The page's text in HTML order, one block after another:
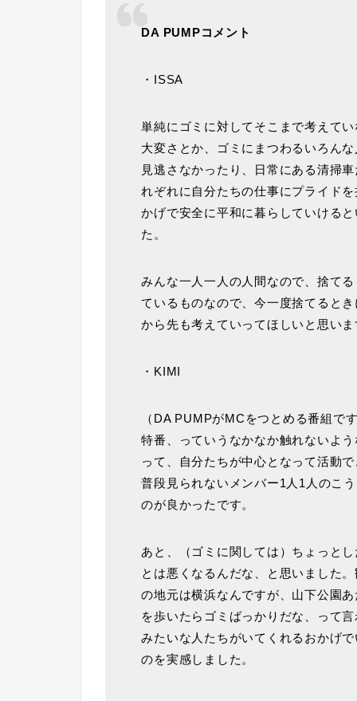
DA PUMPコメント
・ISSA
単純にゴミに対してそこまで考えて
大変さとか、ゴミにまつわるいろん
見逃さなかったり、日常にある清掃
れぞれに自分たちの仕事にプライド
かげで安全に平和に暮らしていける
た。
みんな一人一人の人間なので、捨て
ているものなので、今一度捨てると
から先も考えていってほしいと思い
・KIMI
（DA PUMPがMCをつとめる番組
特番、っていうなかなか触れないよ
って、自分たちが中心となって活動
普段見られないメンバー1人1人のこ
のが良かったです。
あと、（ゴミに関しては）ちょっと
とは悪くなるんだな、と思いました
の地元は横浜なんですが、山下公園
を歩いたらゴミばっかりだな、って
みたいな人たちがいてくれるおかげ
のを実感しました。